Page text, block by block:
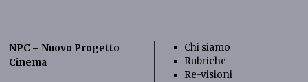
NPC – Nuovo Progetto
Cinema
Chi siamo
Rubriche
Re-visioni